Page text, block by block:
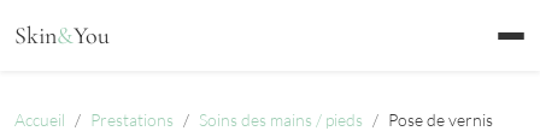
Skin&You
Accueil Prestations Soins des mains / pieds Pose de vernis